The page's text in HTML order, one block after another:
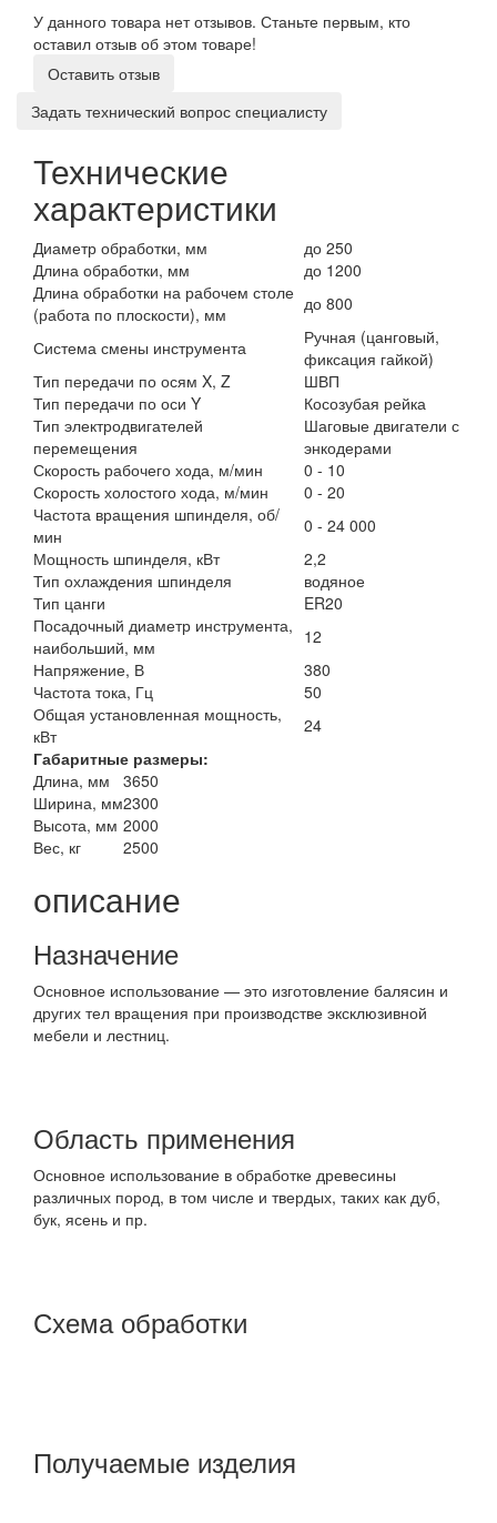
У данного товара нет отзывов. Станьте первым, кто
оставил отзыв об этом товаре!
Оставить отзыв
Задать технический вопрос специалисту
Технические
характеристики
Диаметр обработки, мм
до 250
Длина обработки, мм
до 1200
Длина обработки на рабочем столе
(работа по плоскости), мм
до 800
Система смены инструмента
Ручная (цанговый,
фиксация гайкой)
Тип передачи по осям X, Z
ШВП
Тип передачи по оси Y
Косозубая рейка
Тип электродвигателей
перемещения
Шаговые двигатели с
энкодерами
Скорость рабочего хода, м/мин
0 - 10
Скорость холостого хода, м/мин
0 - 20
Частота вращения шпинделя, об/
мин
0 - 24 000
Мощность шпинделя, кВт
2,2
Тип охлаждения шпинделя
водяное
Тип цанги
ER20
Посадочный диаметр инструмента,
наибольший, мм
12
Напряжение, В
380
Частота тока, Гц
50
Общая установленная мощность,
кВт
24
Габаритные размеры:
Длина, мм
3650
Ширина, мм2300
Высота, мм 2000
Вес, кг
2500
описание
Назначение
Основное использование — это изготовление балясин и
других тел вращения при производстве эксклюзивной
мебели и лестниц.
Область применения
Основное использование в обработке древесины
различных пород, в том числе и твердых, таких как дуб,
бук, ясень и пр.
Схема обработки
Получаемые изделия